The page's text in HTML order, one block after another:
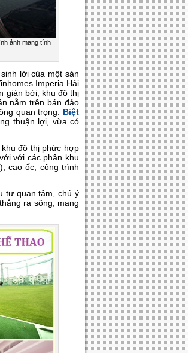
ảnh mang tính
lời của một sản
Imperia Hải
giản bởi, khu đô thị
nằm trên bán đảo
quan trọng. Biệt
thuận lợi, vừa có
khu đô thị phức hợp
với các phân khu
cao ốc, công trình
tư quan tâm, chú ý
ra sông, mang